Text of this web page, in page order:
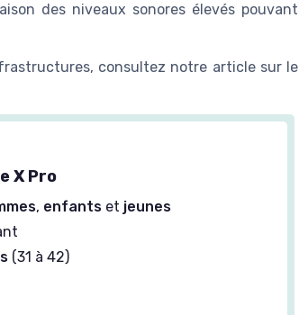
des niveaux sonores élevés pouvant
consultez notre article sur le
X Pro
, enfants et jeunes
(31 à 42)